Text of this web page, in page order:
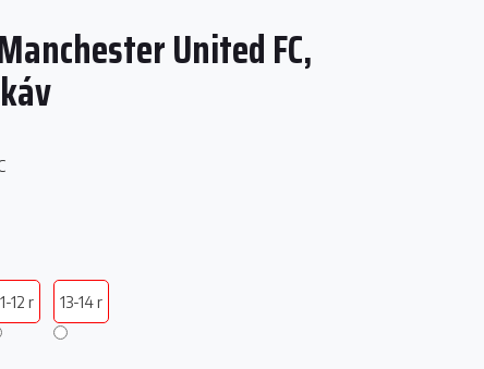
United FC,
12 r 13-14 r